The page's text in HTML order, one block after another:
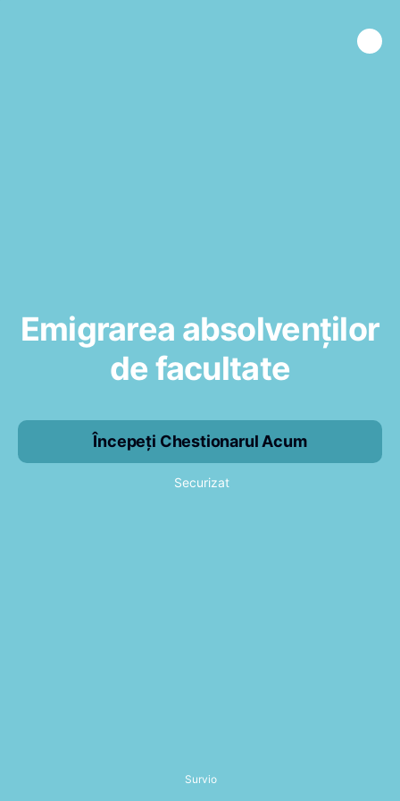
Emigrarea absolvenților
de facultate
Începeți Chestionarul Acum
Securizat
Survio